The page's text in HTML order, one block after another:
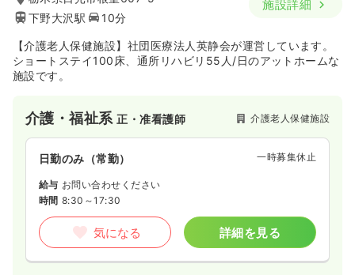
下野大沢駅
10分
施設詳細
【介護老人保健施設】社団医療法人英静会が運営しています。
ショートステイ100床、通所リハビリ55人/日のアットホームな
施設です。
介護・福祉系正・准看護師 介護老人保健施設
日勤のみ（常勤） 一時募集休止
給与 お問い合わせください
時間 8:30～17:30
気になる 詳細を見る